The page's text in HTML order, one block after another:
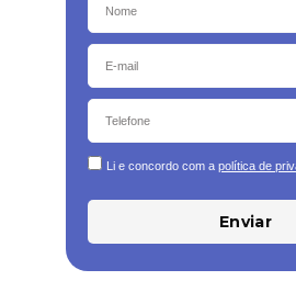
Li e concordo com a política de
Enviar